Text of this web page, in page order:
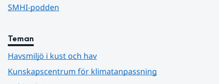
SMHI-podden
Teman
Havsmiljö i kust och hav
Kunskapscentrum för klimatanpassning